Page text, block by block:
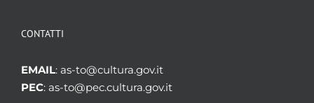
CONTATTI
EMAIL: as-to@cultura.gov.it
PEC: as-to@pec.cultura.gov.it